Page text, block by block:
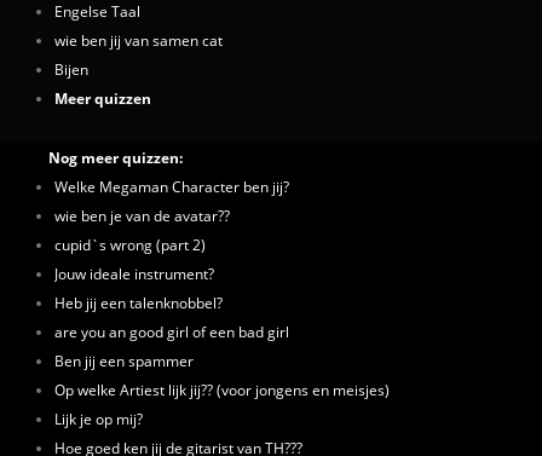
Engelse Taal
wie ben jij van samen cat
Bijen
Meer quizzen
Nog meer quizzen:
Welke Megaman Character ben jij?
wie ben je van de avatar??
cupid`s wrong (part 2)
Jouw ideale instrument?
Heb jij een talenknobbel?
are you an good girl of een bad girl
Ben jij een spammer
Op welke Artiest lijk jij?? (voor jongens en meisjes)
Lijk je op mij?
Hoe goed ken jij de gitarist van TH???